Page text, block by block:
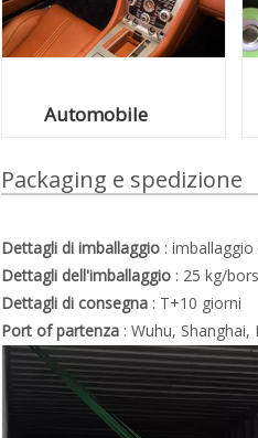
Automobile
Packaging e spedizione
Dettagli di imballaggio :
Dettagli dell'imballaggio : 25 kg/
Dettagli di consegna : T+10 giorni
Port of partenza : Wuhu,